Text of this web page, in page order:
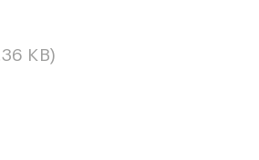
KB)